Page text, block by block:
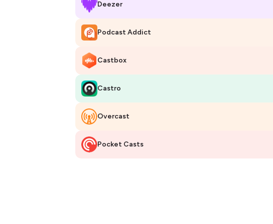
Deezer
Podcast Addict
Castbox
Castro
Overcast
Pocket Casts